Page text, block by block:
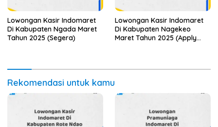
Lowongan Kasir Indomaret
Di Kabupaten Ngada Maret
Tahun 2025 (Segera)
Lowongan Kasir Indomaret
Di Kabupaten Nagekeo
Maret Tahun 2025 (Apply
Rekomendasi untuk kamu